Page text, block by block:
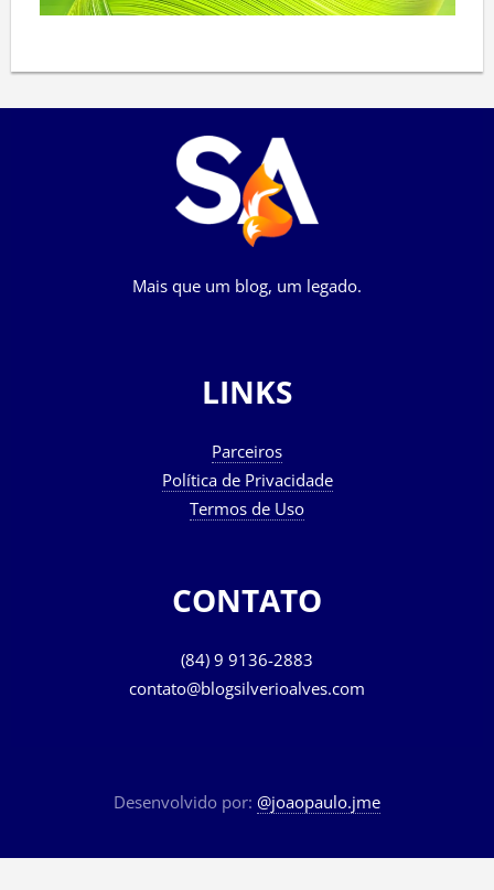
Mais que um blog, um legado.
LINKS
Parceiros
Política de Privacidade
Termos de Uso
CONTATO
(84) 9 9136-2883
contato@blogsilverioalves.com
Desenvolvido por: @joaopaulo.jme